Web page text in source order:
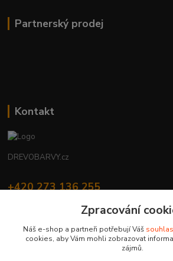
Partnerský prodej
Kontakt
DREVOBARVY.cz
+420 273 136 255
Zpracování
Náš e-shop a partneři potřebují Váš souhlas
cookies, aby Vám mohli zobrazovat
zájmů.